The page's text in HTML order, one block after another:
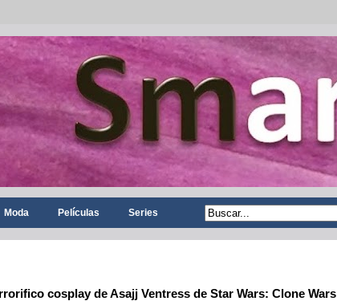
Moda Películas Series
cosplay de Asajj Ventress de Star Wars: Clone Wars